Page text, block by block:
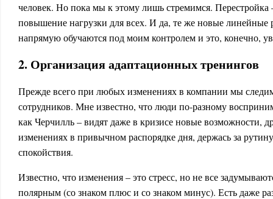
человек. Но пока мы к этому лишь стремимся. Перестройка
повышение нагрузки для всех. И да, те же новые линейные
напрямую обучаются под моим контролем и это, конечно,
2. Организация адаптационных тренингов
Прежде всего при любых изменениях в компании мы следим
сотрудников. Мне известно, что люди по-разному
как Черчилль – видят даже в кризисе новые возможности,
изменениях в привычном распорядке дня, держась за
спокойствия.
Известно, что изменения – это стресс, но не все
полярным (со знаком плюс и со знаком минус). Есть даже